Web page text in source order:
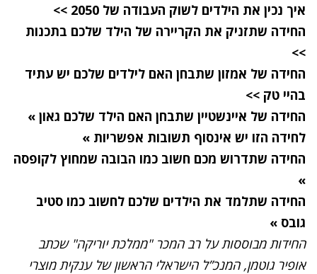
איך נכין את הילדים לשוק העבודה של 2050 >>
החידה שתזניק את הקריירה של הילד שלכם בתכנות
>>
החידה של אמזון שתבחן האם לילדים שלכם יש עתיד
בהיי טק >>
החידה של איינשטיין שתבחן האם הילד שלכם גאון »
לחידה הזו יש אינסוף תשובות אפשריות »
החידה שתדרוש מכם חשוב כמו הבובה שמחוץ לקופסה
»
החידה שתלמד את הילדים שלכם לחשוב כמו סטיב
גובס »
החידות מבוססות על רב המכר "ממלכת יוריקה" שכתב
אופיר גוטמן, המנכ”ל הישראלי הראשון של ענקית מוצרי